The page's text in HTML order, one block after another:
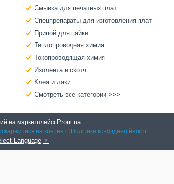
Смывка для печатных плат
Спецпрепараты для изготовления плат
Припой для пайки
Теплопроводная химия
Токопроводящая химия
Изолента и скотч
Клея и лаки
Смотреть все категории >>>
на маркетплейсі Prom.ua
на контент Політика конфіденційності
Language ▼